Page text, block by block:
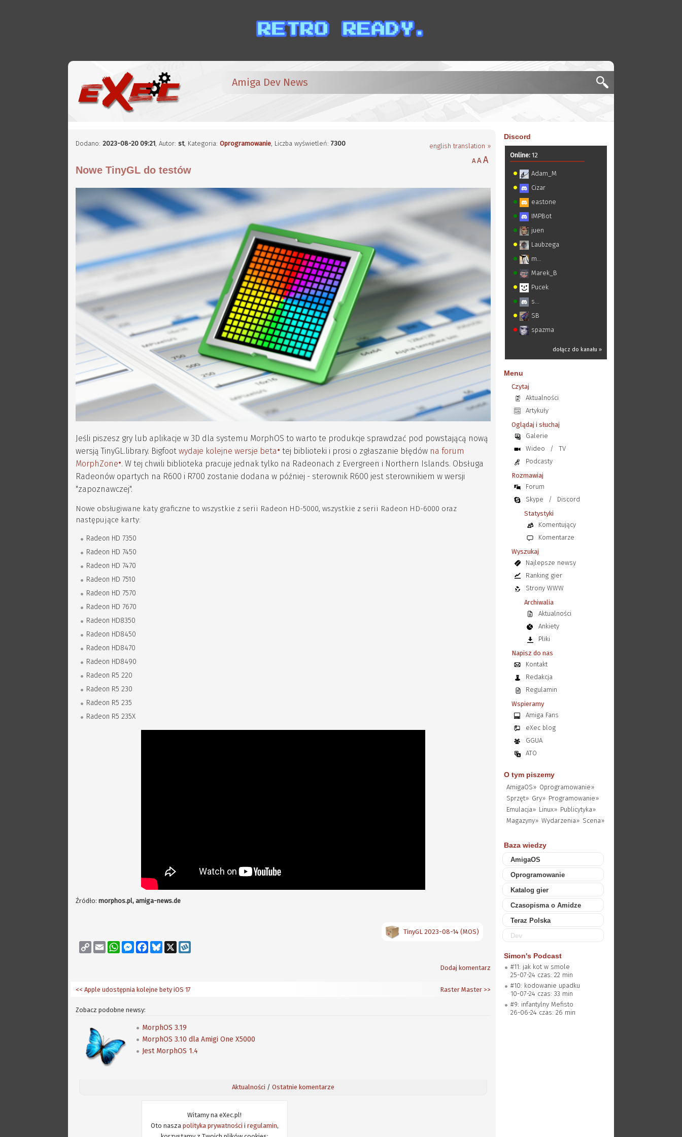
Witamy na eXec.pl!
Oto nasza polityka prywatności i regulamin,
Amiga Dev News
Dodano:2023-08-20 09:21,Autor:st, Kategoria:Oprogramowanie, Liczba wyświetleń:7300
english translation »
A AA
Nowe TinyGL do testów
Jeśli piszesz gry lub aplikacje w 3D dla systemu MorphOS to warto te produkcje sprawdzać pod powstającą nową
wersją TinyGL.library. Bigfootwydaje kolejne wersje beta tej biblioteki i prosi o zgłaszanie błędów na forum
MorphZone . W tej chwili biblioteka pracuje jednak tylko na Radeonach z Evergreen i Northern Islands. Obsługa
Radeonów opartych na R600 i R700 zostanie dodana w później - sterownik R600 jest sterownikiem w wersji
"zapoznawczej".
Nowe obsługiwane katy graficzne to wszystkie z serii Radeon HD-5000, wszystkie z serii Radeon HD-6000 oraz
następujące karty:
Radeon HD 7350
Radeon HD 7450
Radeon HD 7470
Radeon HD 7510
Radeon HD 7570
Radeon HD 7670
Radeon HD8350
Radeon HD8450
Radeon HD8470
Radeon HD8490
Radeon R5 220
Radeon R5 230
Radeon R5 235
Radeon R5 235X
Źródło:morphos.pl, amiga-news.de
TinyGL 2023-08-14 (MOS)
Copy
Link
EmailWhatsAppMessenger
Facebook
Bluesky
X
Dodaj komentarz
Raster Master>>
<< Apple udostępnia kolejne bety iOS 17
Zobacz podobne newsy:
MorphOS 3.19
MorphOS 3.10 dla Amigi One X5000
Jest MorphOS 1.4
Aktualności / Ostatnie komentarze
Discord
Online:12
Adam_M
Cizar
eastone
IMPBot
juen
Laubzega
m...
Marek_B
Pucek
s...
SB
spazma
dołącz do kanału »
Menu
Czytaj
Aktualności
Artykuły
Oglądaj i słuchaj
Galerie
Wideo
/
TV
Podcasty
Rozmawiaj
Forum
Skype
/
Discord
Statystyki
Komentujący
Komentarze
Wyszukaj
Najlepsze newsy
Ranking gier
Strony WWW
Archiwalia
Aktualności
Ankiety
Pliki
Napisz do nas
Kontakt
Redakcja
Regulamin
Wspieramy
Amiga Fans
eXec blog
GGUA
ATO
O tym piszemy
AmigaOS» Oprogramowanie»
Sprzęt» Gry» Programowanie»
Emulacja» Linux» Publicytyka»
Magazyny» Wydarzenia» Scena»
Baza wiedzy
AmigaOS
Oprogramowanie
Katalog gier
Czasopisma o Amidze
Teraz Polska
Dev
Simon's Podcast
#11: jak kot w smole
25-07-24 czas: 22 min
#10: kodowanie upadku
10-07-24 czas: 33 min
#9: infantylny Mefisto
26-06-24 czas: 26 min